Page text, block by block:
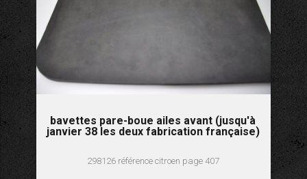
bavettes pare-boue ailes avant (jusqu'à
janvier 38 les deux fabrication française)
298126 référence citroen page 407